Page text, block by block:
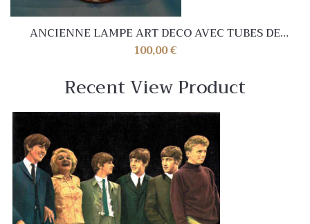
ANCIENNE LAMPE ART DECO AVEC TUBES DE
VERRE . ROSE MAUVE . 31 cm . TRES BEL ETAT
100,00€
Recent View Product